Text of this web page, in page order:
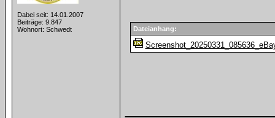
Dabei seit: 14.01.2007
Beiträge: 9.847
Wohnort: Schwedt
Dateianhang: